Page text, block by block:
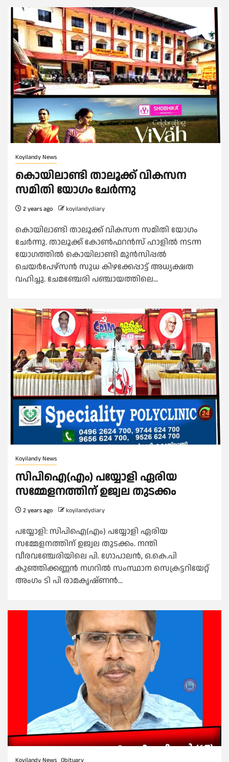
Koyilandy News
കൊയിലാണ്ടി താലൂക്ക് വികസന
സമിതി യോഗം ചേര്‍ന്നു
2 years ago koyilandydiary
കൊയിലാണ്ടി താലൂക്ക് വികസന സമിതി യോഗം
ചേര്‍ന്നു. താലൂക്ക് കോണ്‍ഫറന്‍സ് ഹാളില്‍ നടന്ന
യോഗത്തില്‍ കൊയിലാണ്ടി മുന്‍സിപ്പല്‍
ചെയര്‍പേഴ്സന്‍ സുധ കിഴക്കേപ്പാട്ട് അധ്യക്ഷത
വഹിച്ചു‍. ചേമഞ്ചേരി പഞ്ചായത്തിലെ...
Koyilandy News
സിപിഐ(എം) പയ്യോളി ഏരിയ
സമ്മേളനത്തിന് ഉജ്വല തുടക്കം
2 years ago koyilandydiary
പയ്യോളി: സിപിഐ(എം) പയ്യോളി ഏരിയ
സമ്മേളനത്തിന് ഉജ്വല തുടക്കം. നന്തി
വീരവഞ്ചേരിയിലെ പി. ഗോപാലൻ, ഒ.കെ.പി
കുഞ്ഞിക്കണ്ണൻ നഗറിൽ സംസ്ഥാന സെക്രട്ടറിയേറ്റ്
അംഗം ടി പി രാമകൃഷ്ണൻ...